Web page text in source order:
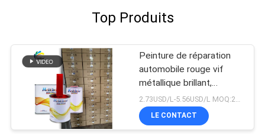
Top Produits
Peinture de réparation
automobile rouge vif
métallique brillant,
assortiment de couleurs
de qualité usine d'origine
2.73USD/L-5.56USD/L MOQ:200L
LE CONTACT